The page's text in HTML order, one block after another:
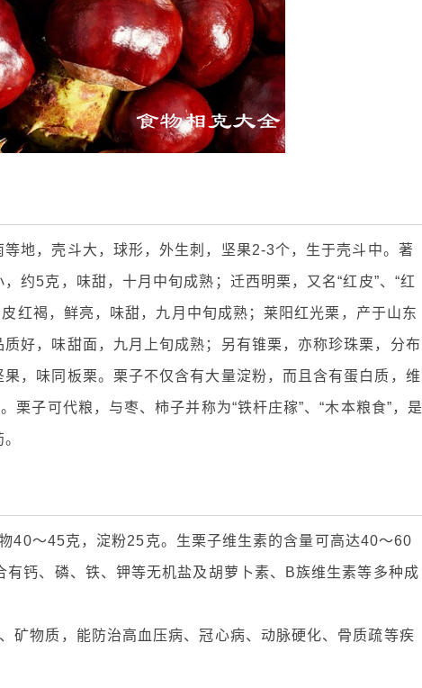
地，壳斗大，球形，外生刺，坚果2-3个，生于壳斗中。著
约5克，味甜，十月中旬成熟；迁西明栗，又名“红皮”、“红
红褐，鲜亮，味甜，九月中旬成熟；莱阳红光栗，产于山东
好，味甜面，九月上旬成熟；另有锥栗，亦称珍珠栗，分布
，味同板栗。栗子不仅含有大量淀粉，而且含有蛋白质，维
栗子可代粮，与枣、柿子并称为“铁杆庄稼”、“木本粮食”，是
40～45克，淀粉25克。生栗子维生素的含量可高达40～60
钙、磷、铁、钾等无机盐及胡萝卜素、B族维生素等多种成
矿物质，能防治高血压病、冠心病、动脉硬化、骨质疏等疾